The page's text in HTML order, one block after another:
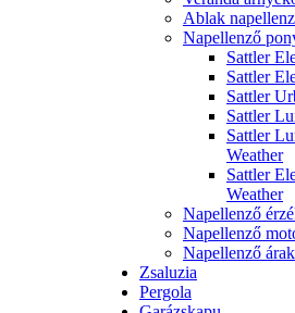
Ablak
Napellenző
Sattler
Sattler
Sattler
Sattler
Sattler
Weather
Sattler
Weather
Napellenző
Napellenző
Napellenző árak
Zsaluzia
Pergola